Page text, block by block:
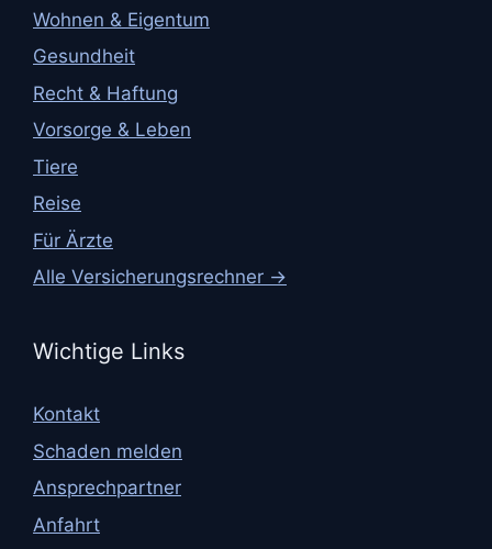
Wohnen & Eigentum
Gesundheit
Recht & Haftung
Vorsorge & Leben
Tiere
Reise
Für Ärzte
Alle Versicherungsrechner →
Wichtige Links
Kontakt
Schaden melden
Ansprechpartner
Anfahrt